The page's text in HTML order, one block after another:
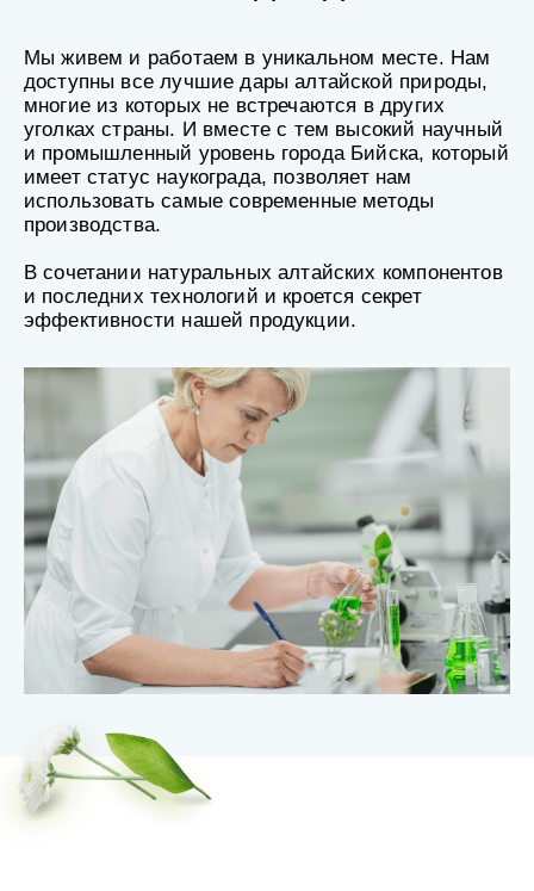
Мы живем и работаем в уникальном месте. Нам
доступны все лучшие дары алтайской природы,
многие из которых не встречаются в других
уголках страны. И вместе с тем высокий научный
и промышленный уровень города Бийска, который
имеет статус наукограда, позволяет нам
использовать самые современные методы
производства.
В сочетании натуральных алтайских компонентов
и последних технологий и кроется секрет
эффективности нашей продукции.